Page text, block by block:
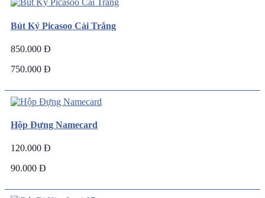
Bút Ký Picasoo Cài Trắng
850.000 Đ
750.000 Đ
Hộp Đựng Namecard
120.000 Đ
90.000 Đ